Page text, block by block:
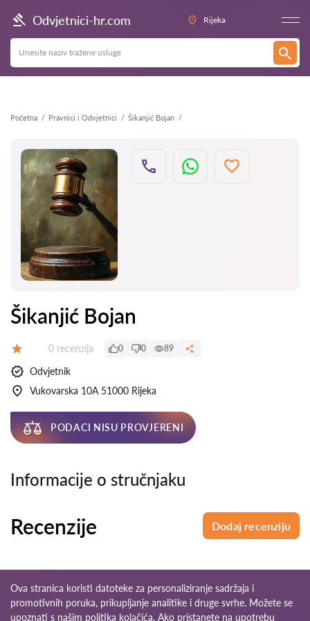
Odvjetnici-hr.com Rijeka
Početna Pravnici i Odvjetnici Šikanjić Bojan
Natrag
Šikanjić Bojan
Recenzija:
0 recenzija 0 0 89
Odvjetnik
Vukovarska 10A 51000 Rijeka
PODACI NISU PROVJERENI
Informacije o stručnjaku
Recenzije Dodaj recenziju
Ova stranica koristi datoteke za personaliziranje sadržaja i
promotivnih poruka, prikupljanje analitike i druge svrhe. Možete se
upoznati s našim politika kolačića. Ako pristanete na upotrebu